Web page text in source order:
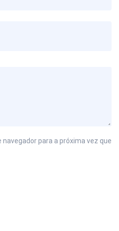
para a próxima vez que